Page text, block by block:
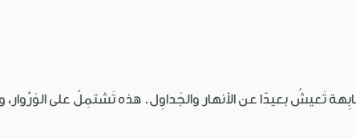
تَعيشُ بعيدًا عن الأنهار والجَداوِل. هذه تَشتمِلُ على الوَرْوار،